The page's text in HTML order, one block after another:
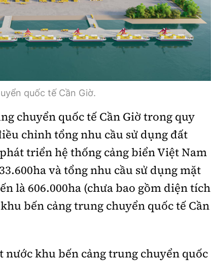
Khám phá
Camera giao thông
Câu chuyện giao thông
Giải trí - Thể thao
quốc tế Cần Giờ.
chuyển quốc tế Cần Giờ trong quy
chỉnh tổng nhu cầu sử dụng đất
triển hệ thống cảng biển Việt Nam
và tổng nhu cầu sử dụng mặt
là 606.000ha (chưa bao gồm diện tích
bến cảng trung chuyển quốc tế Cần
nước khu bến cảng trung chuyển quốc